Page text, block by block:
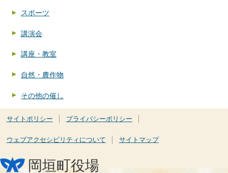
スポーツ
講演会
講座・教室
自然・農作物
その他の催し
サイトポリシー プライバシーポリシー
ウェブアクセシビリティについて サイトマップ
岡垣町役場